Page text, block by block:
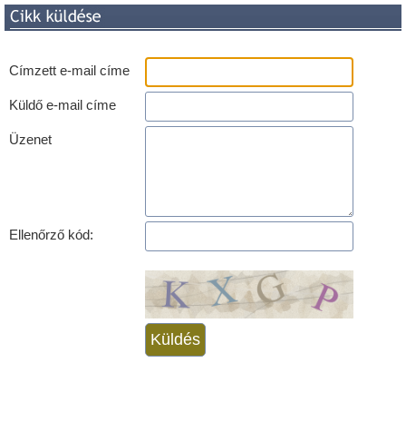
Címzett e-mail címe
Küldő e-mail címe
Üzenet
Ellenőrző kód: